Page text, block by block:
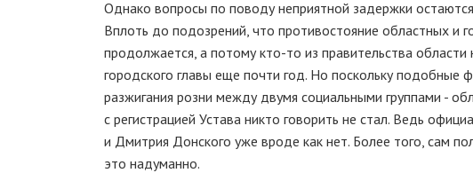
Однако вопросы по поводу неприятной задержки
Вплоть до подозрений, что противостояние областных и
продолжается, а потому кто-то из правительства
городского главы еще почти год. Но поскольку
разжигания розни между двумя социальными группами -
с регистрацией Устава никто говорить не стал. Ведь
и Дмитрия Донского уже вроде как нет. Более того, сам
это надуманно.